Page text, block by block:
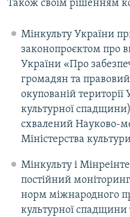
Також своїм рішенням
Мінкульту України
законопроєктом про
України «Про
громадян та
окупованій
культурної
схвалений Науково-
Міністерства
Мінкульту і
постійний
норм міжнародного
культурної спадщини